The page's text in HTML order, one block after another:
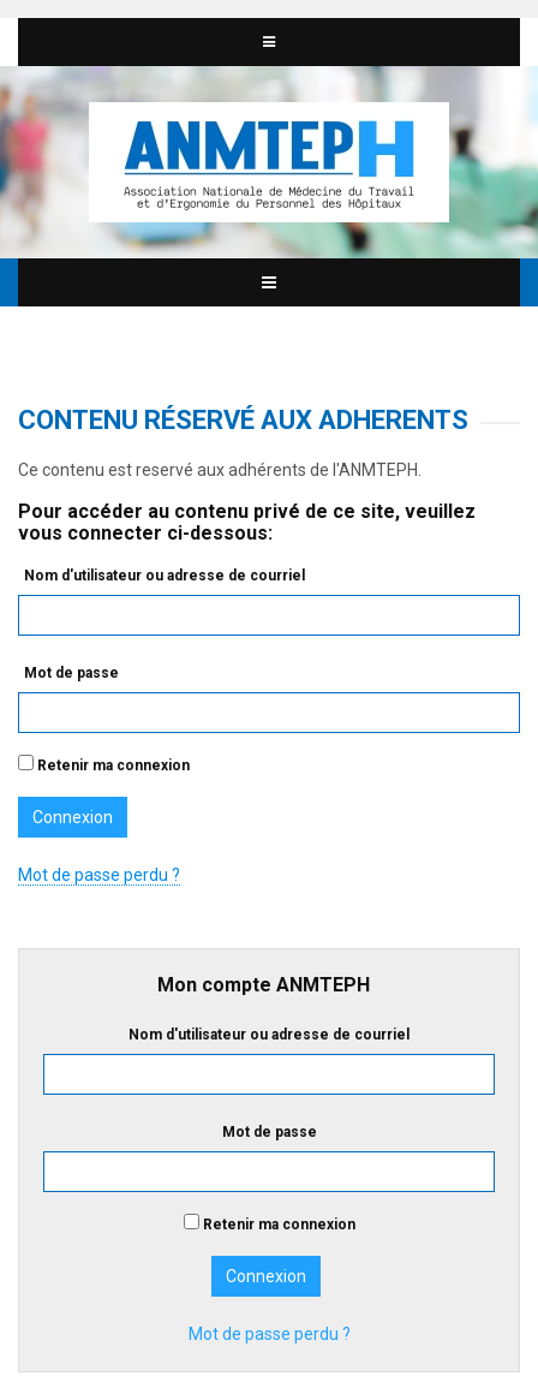
CONTENU RÉSERVÉ AUX ADHERENTS
Ce contenu est reservé aux adhérents de l'ANMTEPH.
Pour accéder au contenu privé de ce site, veuillez
vous connecter ci-dessous:
Nom d'utilisateur ou adresse de courriel
Mot de passe
Retenir ma connexion
Mot de passe perdu ?
Mon compte ANMTEPH
Nom d'utilisateur ou adresse de courriel
Mot de passe
Retenir ma connexion
Mot de passe perdu ?